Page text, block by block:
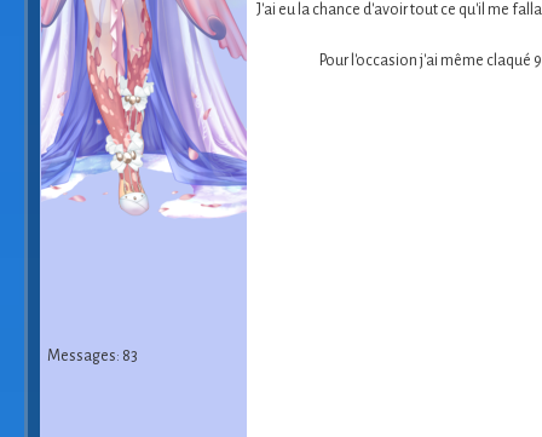
Messages: 83
J'ai eu la chance d'avoir tout ce qu'il me
Pour l'occasion j'ai même claqué